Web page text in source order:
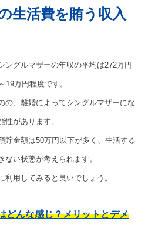
生活費を賄う収入
ングルマザーの年収の平均は272万円
19万円程度です。
の、離婚によってシングルマザーにな
性があります。
貯金額は50万円以下が多く、生活する
い状態が考えられます。
用してみると良いでしょう。
どんな感じ？メリットとデメ